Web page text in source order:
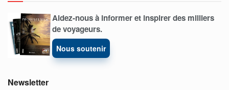
Aidez-nous à informer et inspirer des milliers
de voyageurs.
Nous soutenir
Newsletter